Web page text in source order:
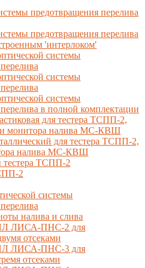
предотвращения перелива
предотвращения перелива
'интерлоком'
системы
системы
системы
в полной комплектации
для тестера ТСПП-2,
монитора налива МС-КВШ
для тестера ТСПП-2,
налива МС-КВШ
ТСПП-2
2
системы
налива и слива
ЛИСА-ПНС-2 для
отсеками
ЛИСА-ПНС-3 для
отсеками